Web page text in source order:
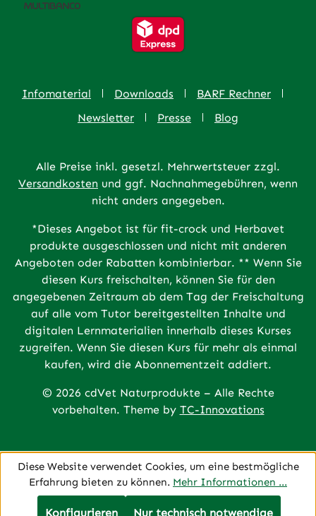
Infomaterial Downloads
BARF Rechner
Newsletter
Presse Blog
Alle Preise inkl. gesetzl. Mehrwertsteuer zzgl.
Versandkosten und ggf. Nachnahmegebühren, wenn
nicht anders angegeben.
*Dieses Angebot ist für fit-crock und Herbavet
produkte ausgeschlossen und nicht mit anderen
Angeboten oder Rabatten kombinierbar. ** Wenn Sie
diesen Kurs freischalten, können Sie für den
angegebenen Zeitraum ab dem Tag der Freischaltung
auf alle vom Tutor bereitgestellten Inhalte und
digitalen Lernmaterialien innerhalb dieses Kurses
zugreifen. Wenn Sie diesen Kurs für mehr als einmal
kaufen, wird die Abonnementzeit addiert.
© 2026 cdVet Naturprodukte – Alle Rechte
vorbehalten. Theme by TC-Innovations
Diese Website verwendet Cookies, um eine bestmögliche
Erfahrung bieten zu können. Mehr Informationen ...
Nur technisch notwendige
Konfigurieren